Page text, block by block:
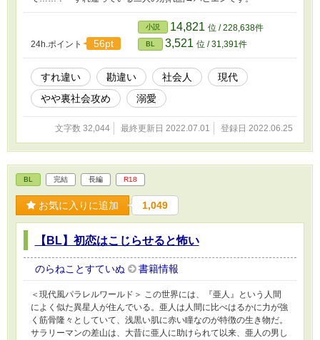
24h.ポイント 56pt
小説 14,821 位 / 228,638件
BL 3,521 位 / 31,391件
すれ違い 勘違い 社会人
現代
やや裏社会攻め
溺愛
文字数 32,044 最終更新日 2022.07.01 登録日 2022.06.25
BL 完結 長編 R18
お気に入りに追加 1,049
【BL】初恋はこじらせると怖い
のらねことすていぬ 書籍情報
＜現代風パラレルワールド＞ この世界には、『亜人』という人間
によく似た異星人が住んでいる。亜人は人間に比べはるかに力が強
く筋骨隆々としていて、浅黒い肌に赤い瞳なのが特徴の生き物だ。
サラリーマンの差山は、大昔に亜人に助けられて以来、亜人の男し